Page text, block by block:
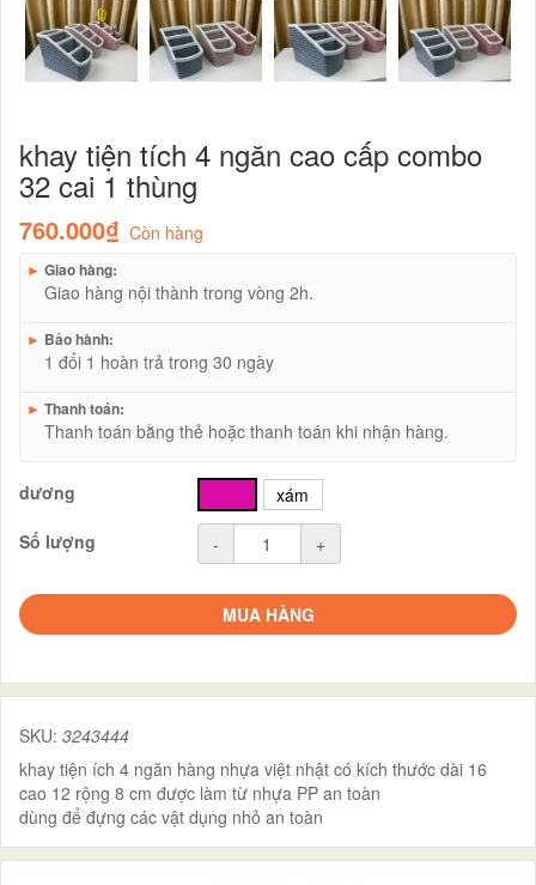
khay tiện tích 4 ngăn cao cấp combo
32 cai 1 thùng
760.000₫ Còn hàng
► Giao hàng:
Giao hàng nội thành trong vòng 2h.
► Bảo hành:
1 đổi 1 hoàn trả trong 30 ngày
► Thanh toán:
Thanh toán bằng thẻ hoặc thanh toán khi nhận hàng.
dương
xám
Số lượng
- +
MUA HÀNG
SKU: 3243444
khay tiện ích 4 ngăn hàng nhựa việt nhật có kích thước dài 16
cao 12 rộng 8 cm được làm từ nhựa PP an toàn
dùng để đựng các vật dụng nhỏ an toàn